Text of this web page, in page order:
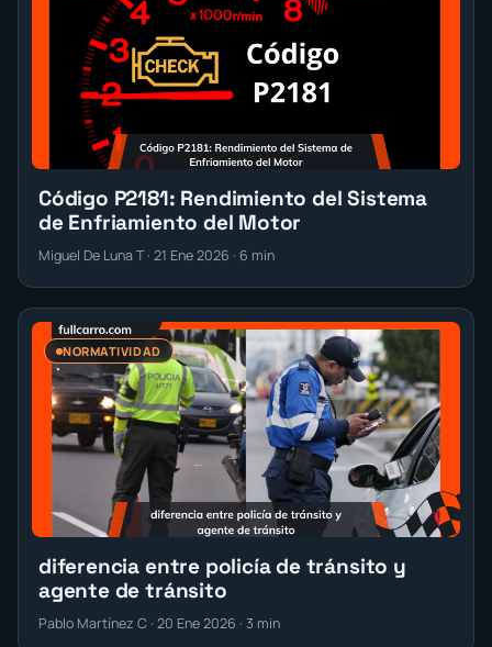
Código P2181: Rendimiento del Sistema
de Enfriamiento del Motor
Miguel De Luna T · 21 Ene 2026 · 6 min
NORMATIVIDAD
diferencia entre policía de tránsito y
agente de tránsito
Pablo Martínez C · 20 Ene 2026 · 3 min